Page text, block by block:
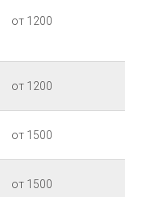
от 1200
от 1200
от 1500
от 1500